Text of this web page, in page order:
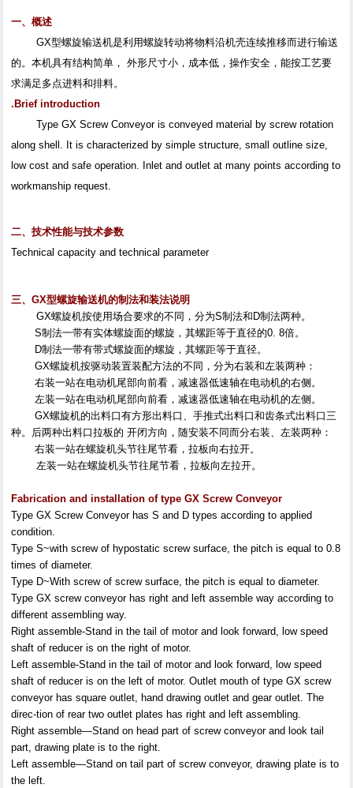
一、概述
GX型螺旋输送机是利用螺旋转动将物料沿机壳连续推移而进行输送
的。本机具有结构简单， 外形尺寸小，成本低，操作安全，能按工艺要
求满足多点进料和排料。
.Brief introduction
Type GX Screw Conveyor is conveyed material by screw rotation
along shell. It is characterized by simple structure, small outline size,
low cost and safe operation. Inlet and outlet at many points according to
workmanship request.
二、技术性能与技术参数
Technical capacity and technical parameter
三、GX型螺旋输送机的制法和装法说明
GX螺旋机按使用场合要求的不同，分为S制法和D制法两种。
S制法一带有实体螺旋面的螺旋，其螺距等于直径的0. 8倍。
D制法一带有带式螺旋面的螺旋，其螺距等于直径。
GX螺旋机按驱动装置装配方法的不同，分为右装和左装两种：
右装一站在电动机尾部向前看，减速器低速轴在电动机的右侧。
左装一站在电动机尾部向前看，减速器低速轴在电动机的左侧。
GX螺旋机的出料口有方形出料口、手推式出料口和齿条式出料口三
种。后两种出料口拉板的 开闭方向，随安装不同而分右装、左装两种：
右装一站在螺旋机头节往尾节看，拉板向右拉开。
左装一站在螺旋机头节往尾节看，拉板向左拉开。
Fabrication and installation of type GX Screw Conveyor
Type GX Screw Conveyor has S and D types according to applied
condition.
Type S~with screw of hypostatic screw surface, the pitch is equal to 0.8
times of diameter.
Type D~With screw of screw surface, the pitch is equal to diameter.
Type GX screw conveyor has right and left assemble way according to
different assembling way.
Right assemble-Stand in the tail of motor and look forward, low speed
shaft of reducer is on the right of motor.
Left assemble-Stand in the tail of motor and look forward, low speed
shaft of reducer is on the left of motor. Outlet mouth of type GX screw
conveyor has square outlet, hand drawing outlet and gear outlet. The
direc-tion of rear two outlet plates has right and left assembling.
Right assemble—Stand on head part of screw conveyor and look tail
part, drawing plate is to the right.
Left assemble—Stand on tail part of screw conveyor, drawing plate is to
the left.